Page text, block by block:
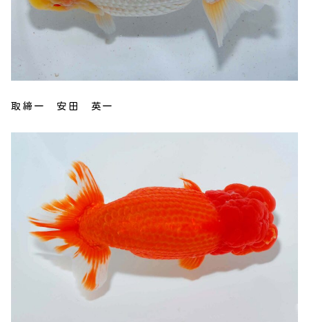
取締一 安田 英一